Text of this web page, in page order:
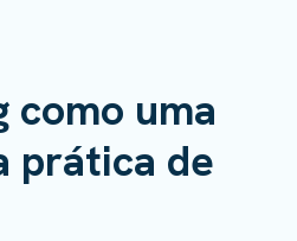
como uma
prática de